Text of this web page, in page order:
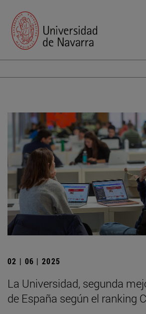
02 | 06 | 2025
La Universidad, segunda
de España según el ranking